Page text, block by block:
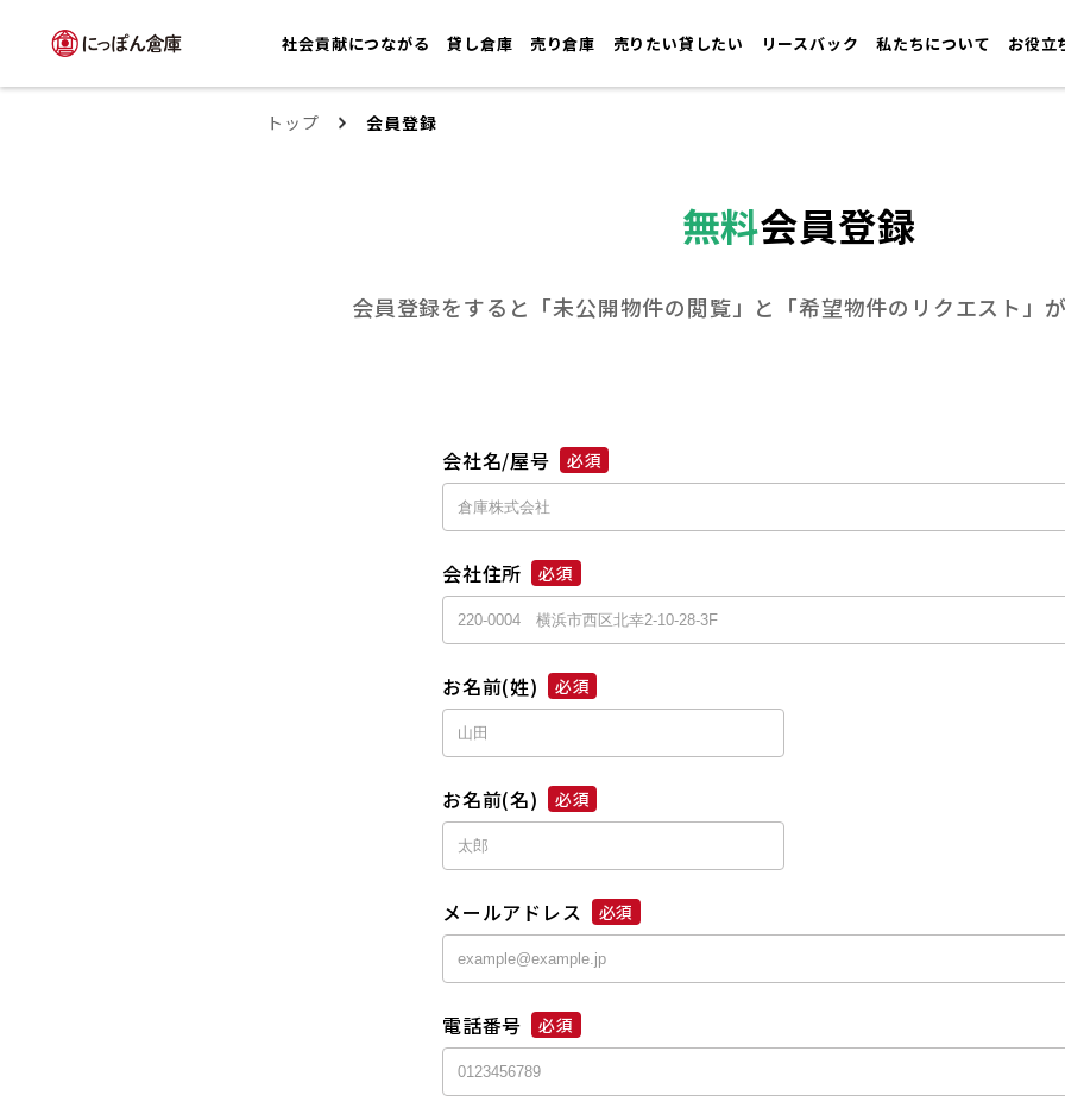
社会貢献につながる 貸し倉庫 売り倉庫 売りたい貸したい リースバック 私たちについて お役立
トップ 会員登録
無料会員登録
会員登録をすると「未公開物件の閲覧」と 「希望物件のリクエスト」
会社名/屋号 必須
会社住所 必須
お名前(姓) 必須
お名前(名) 必須
メールアドレス 必須
電話番号 必須